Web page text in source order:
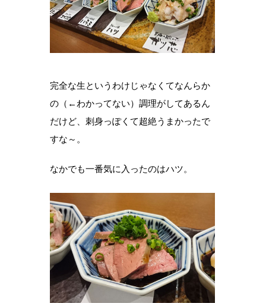
完全な生というわけじゃなくてなんらか
の（←わかってない）調理がしてあるん
だけど、刺身っぽくて超絶うまかったで
すな～。
なかでも一番気に入ったのはハツ。